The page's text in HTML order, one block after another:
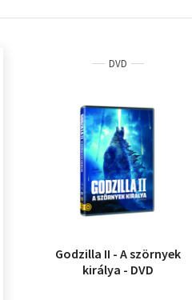
DVD
Godzilla II - A szörnyek
királya - DVD